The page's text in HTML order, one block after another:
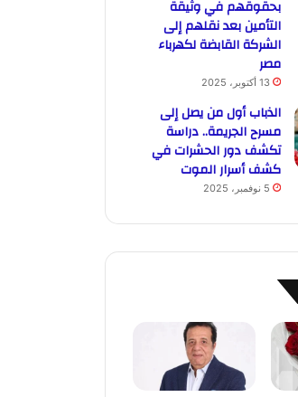
بحقوقهم في وثيقة
التأمين بعد نقلهم إلى
الشركة القابضة لكهرباء
مصر
13 أكتوبر، 2025
الذباب أول من يصل إلى
مسرح الجريمة.. دراسة
تكشف دور الحشرات في
كشف أسرار الموت
5 نوفمبر، 2025